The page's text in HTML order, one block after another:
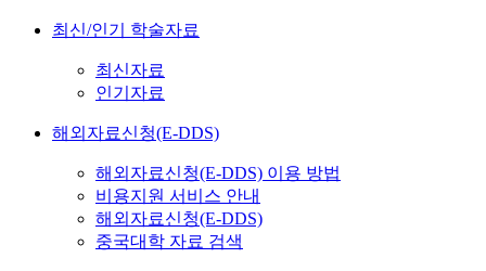
최신/인기 학술자료
최신자료
인기자료
해외자료신청(E-DDS)
해외자료신청(E-DDS) 이용 방법
비용지원 서비스 안내
해외자료신청(E-DDS)
중국대학 자료 검색